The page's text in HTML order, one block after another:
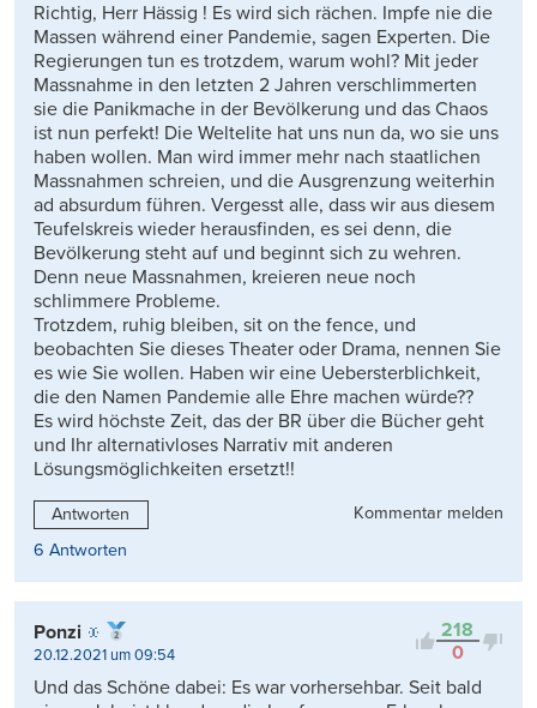
Richtig, Herr Hässig ! Es wird sich rächen. Impfe nie die
Massen während einer Pandemie, sagen Experten. Die
Regierungen tun es trotzdem, warum wohl? Mit jeder
Massnahme in den letzten 2 Jahren verschlimmerten
sie die Panikmache in der Bevölkerung und das Chaos
ist nun perfekt! Die Weltelite hat uns nun da, wo sie uns
haben wollen. Man wird immer mehr nach staatlichen
Massnahmen schreien, und die Ausgrenzung weiterhin
ad absurdum führen. Vergesst alle, dass wir aus diesem
Teufelskreis wieder herausfinden, es sei denn, die
Bevölkerung steht auf und beginnt sich zu wehren.
Denn neue Massnahmen, kreieren neue noch
schlimmere Probleme.
Trotzdem, ruhig bleiben, sit on the fence, und
beobachten Sie dieses Theater oder Drama, nennen Sie
es wie Sie wollen. Haben wir eine Uebersterblichkeit,
die den Namen Pandemie alle Ehre machen würde??
Es wird höchste Zeit, das der BR über die Bücher geht
und Ihr alternativloses Narrativ mit anderen
Lösungsmöglichkeiten ersetzt!!
Antworten
Kommentar melden
6 Antworten
218
0
Ponzi
20.12.2021 um 09:54
Und das Schöne dabei: Es war vorhersehbar. Seit bald